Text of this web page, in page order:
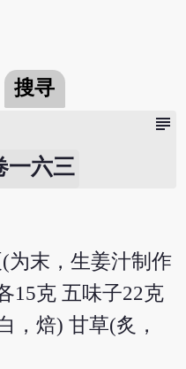
搜寻
subject
一六三
为末，生姜汁制作
15克 五味子22克
，焙) 甘草(炙，